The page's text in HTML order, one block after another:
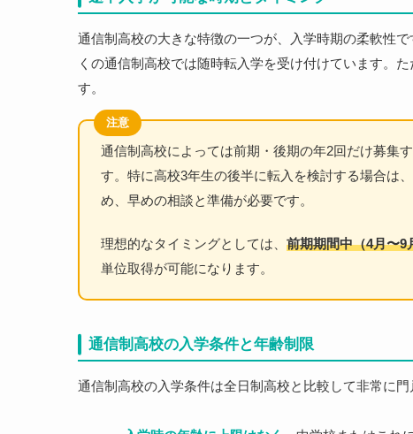
通信制高校の大きな特徴の一つが、入学時期の柔軟性で
くの通信制高校では随時転入学を受け付けています。
す。
注意
通信制高校によっては前期・後期の年2回だけ募集
す。特に高校3年生の後半に転入を検討する場合は
め、早めの相談と準備が必要です。
理想的なタイミングとしては、 前期期間中（4月〜9
単位取得が可能になります。
通信制高校の入学条件と年齢制限
通信制高校の入学条件は全日制高校と比較して非常に門